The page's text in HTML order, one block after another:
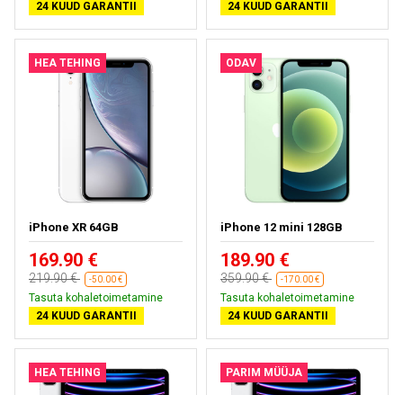
24 KUUD GARANTII
24 KUUD GARANTII
HEA TEHING
iPhone XR 64GB
169.90 €
219.90 € -50.00 €
Tasuta kohaletoimetamine
24 KUUD GARANTII
ODAV
iPhone 12 mini 128GB
189.90 €
359.90 € -170.00 €
Tasuta kohaletoimetamine
24 KUUD GARANTII
HEA TEHING PARIM MÜÜJA